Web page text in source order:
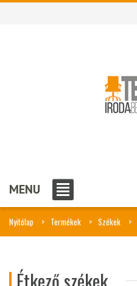
MENU
Nyitólap Termékek Székek
Étkező székek